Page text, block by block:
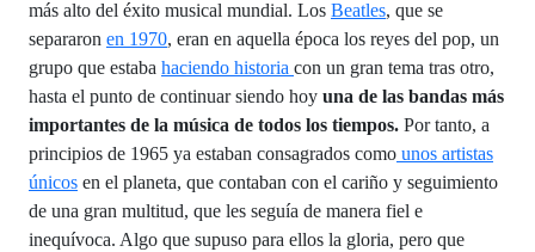
más alto del éxito musical mundial. Los Beatles, que se
separaron en 1970, eran en aquella época los reyes del pop, un
grupo que estaba haciendo historia con un gran tema tras otro,
hasta el punto de continuar siendo hoy una de las bandas más
importantes de la música de todos los tiempos. Por tanto, a
principios de 1965 ya estaban consagrados como unos artistas
únicos en el planeta, que contaban con el cariño y seguimiento
de una gran multitud, que les seguía de manera fiel e
inequívoca. Algo que supuso para ellos la gloria, pero que